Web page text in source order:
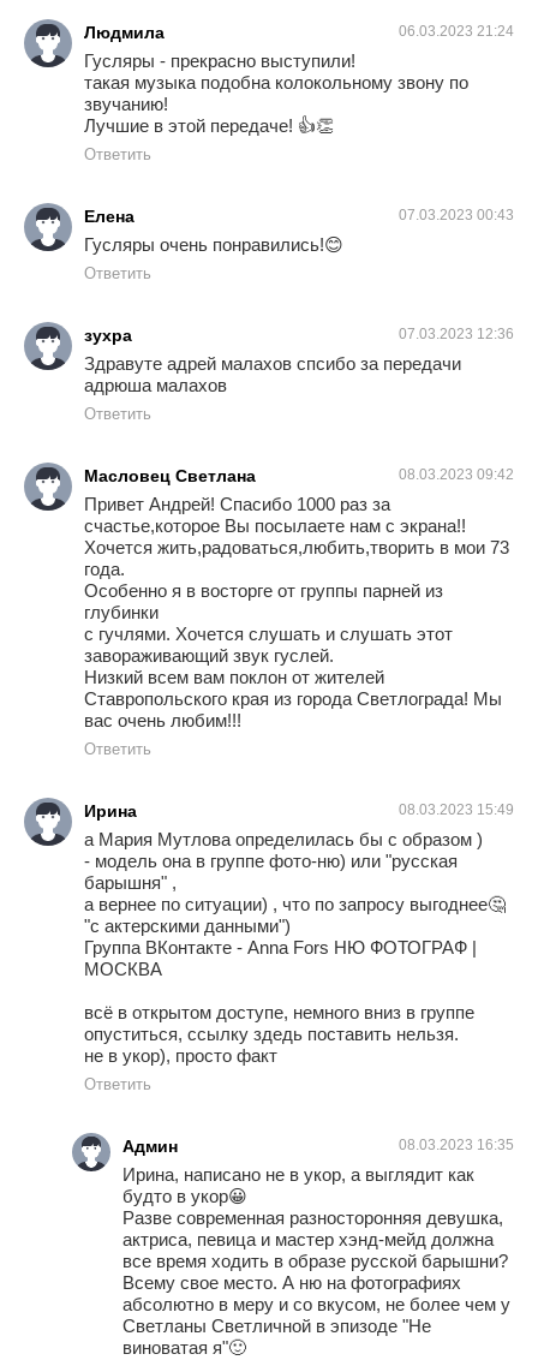
Людмила 06.03.2023 21:24
Гусляры - прекрасно выступили!
такая музыка подобна колокольному звону по
звучанию!
Лучшие в этой передаче! 👍👏
Ответить
Елена 07.03.2023 00:43
Гусляры очень понравились!😊
Ответить
зухра 07.03.2023 12:36
Здравуте адрей малахов спсибо за передачи
адрюша малахов
Ответить
Масловец Светлана 08.03.2023 09:42
Привет Андрей! Спасибо 1000 раз за
счастье,которое Вы посылаете нам с экрана!!
Хочется жить,радоваться,любить,творить в мои 73
года.
Особенно я в восторге от группы парней из
глубинки
с гучлями. Хочется слушать и слушать этот
завораживающий звук гуслей.
Низкий всем вам поклон от жителей
Ставропольского края из города Светлограда! Мы
вас очень любим!!!
Ответить
Ирина 08.03.2023 15:49
а Мария Мутлова определилась бы с образом )
- модель она в группе фото-ню) или "русская
барышня" ,
а вернее по ситуации) , что по запросу выгоднее🤔
"с актерскими данными")
Группа ВКонтакте - Anna Fors НЮ ФОТОГРАФ |
МОСКВА
всё в открытом доступе, немного вниз в группе
опуститься, ссылку здедь поставить нельзя.
не в укор), просто факт
Ответить
Админ 08.03.2023 16:35
Ирина, написано не в укор, а выглядит как
будто в укор😀
Разве современная разносторонняя девушка,
актриса, певица и мастер хэнд-мейд должна
все время ходить в образе русской барышни?
Всему свое место. А ню на фотографиях
абсолютно в меру и со вкусом, не более чем у
Светланы Светличной в эпизоде "Не
виноватая я"🙂